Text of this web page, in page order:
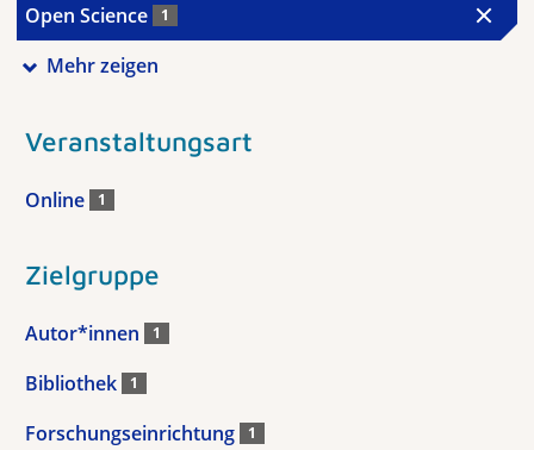
Open Science 1
Mehr zeigen
Veranstaltungsart
Online 1
Zielgruppe
Autor*innen 1
Bibliothek 1
Forschungseinrichtung 1